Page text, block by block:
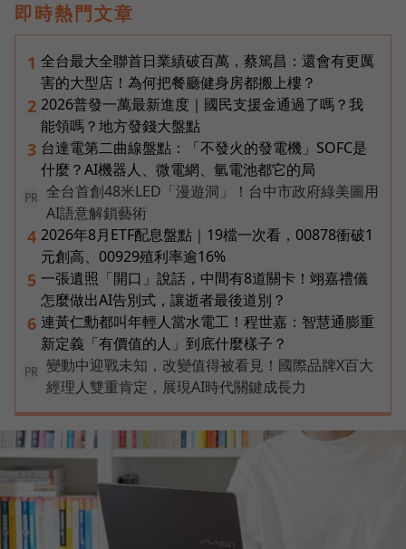
即時熱門文章
1 全台最大全聯首日業績破百萬，蔡篤昌：還會有更厲
害的大型店！為何把餐廳健身房都搬上樓？
2 2026普發一萬最新進度｜國民支援金通過了嗎？我
能領嗎？地方發錢大盤點
3 台達電第二曲線盤點：「不發火的發電機」SOFC是
什麼？AI機器人、微電網、氫電池都它的局
PR
全台首創48米LED「漫遊洞」！台中市政府綠美圖用
AI語意解鎖藝術
4 2026年8月ETF配息盤點｜19檔一次看，00878衝破1
元創高、00929殖利率逾16%
5 一張遺照「開口」說話，中間有8道關卡！翊嘉禮儀
怎麼做出AI告別式，讓逝者最後道別？
6 連黃仁勳都叫年輕人當水電工！程世嘉：智慧通膨重
新定義「有價值的人」到底什麼樣子？
PR
變動中迎戰未知，改變值得被看見！國際品牌X百大
經理人雙重肯定，展現AI時代關鍵成長力